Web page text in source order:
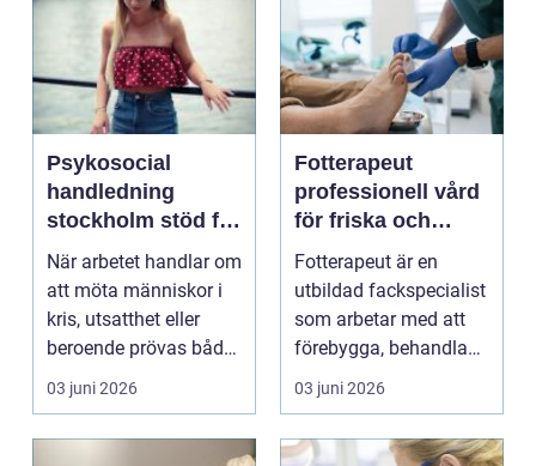
Psykosocial
handledning
stockholm stöd för
hållbart arbete
med människor
När arbetet handlar om
att möta människor i
kris, utsatthet eller
beroende prövas både
yrkesrollen o...
03 juni 2026
Fotterapeut
professionell vård
för friska och
starkare fötter
Fotterapeut är en
utbildad fackspecialist
som arbetar med att
förebygga, behandla
och lindra problem...
03 juni 2026